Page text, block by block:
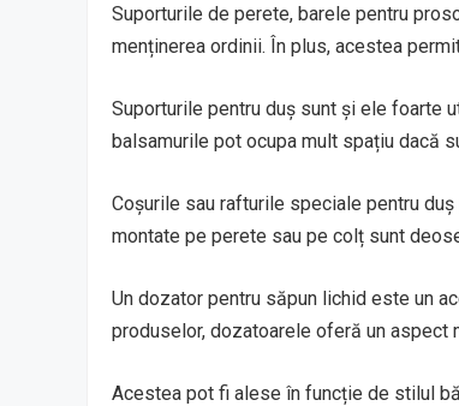
Suporturile de perete, barele pentru
menținerea ordinii. În plus, acestea
Suporturile pentru duș sunt și ele foarte
balsamurile pot ocupa mult spațiu dacă
Coșurile sau rafturile speciale pentru
montate pe perete sau pe colț sunt
Un dozator pentru săpun lichid este un
produselor, dozatoarele oferă un aspect
Acestea pot fi alese în funcție de stilul